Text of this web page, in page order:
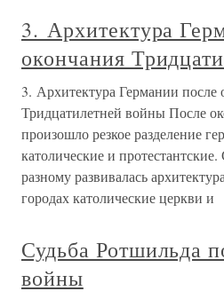
3. Архитектура
окончания
3. Архитектура Германии после
Тридцатилетней войны После
произошло резкое разделение
католические и
разному развивалась
городах католические церкви и
Судьба Ротшильда
войны